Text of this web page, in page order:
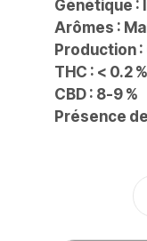
Génétique :
Arômes :
Production :
THC : < 0.2 %
CBD : 8-9 %
Présence